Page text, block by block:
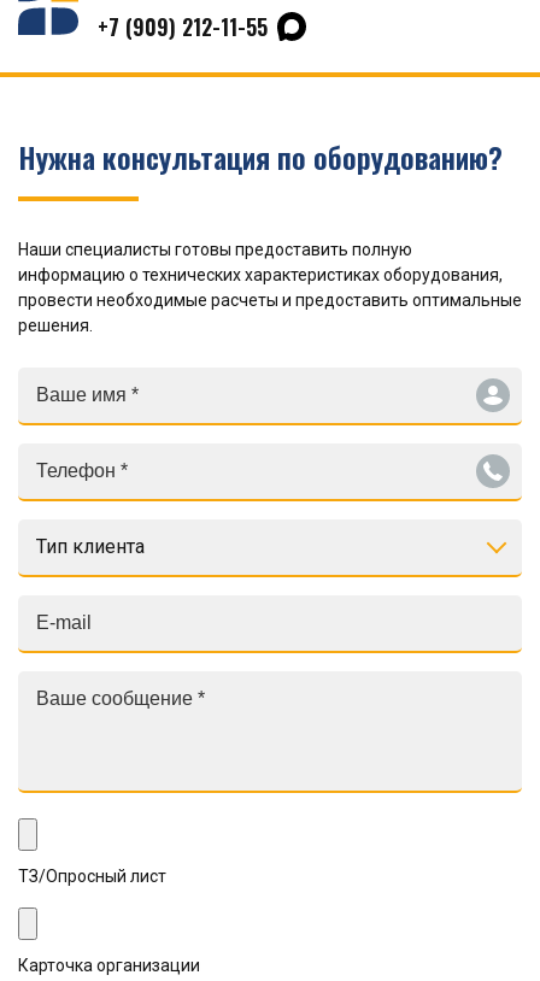
+7 (909) 212-11-55
Нужна консультация по оборудованию?
Наши специалисты готовы предоставить полную
информацию о технических характеристиках оборудования,
провести необходимые расчеты и предоставить оптимальные
решения.
Тип клиента
ТЗ/Опросный лист
Карточка организации